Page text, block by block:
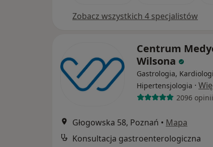
Zobacz wszystkich 4 specjalistów
Centrum
Wilsona
Gastrologia,
Hipertensjologia ·
2096 opinii
Głogowska 58, Poznań • Mapa
Konsultacja gastroenterologiczna